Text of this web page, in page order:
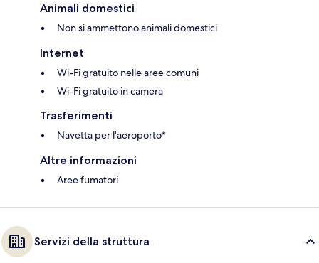
Animali domestici
Non si ammettono animali domestici
Internet
Wi-Fi gratuito nelle aree comuni
Wi-Fi gratuito in camera
Trasferimenti
Navetta per l'aeroporto*
Altre informazioni
Aree fumatori
Servizi della struttura